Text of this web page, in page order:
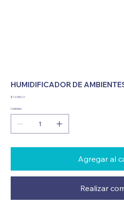
HUMIDIFICADOR DE
Precio
$ 12.336,12
Cantidad
Agregar al
Realizar